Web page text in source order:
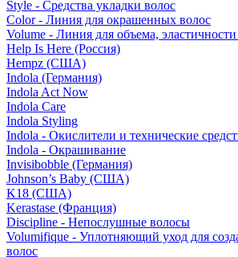
Style - Средства укладки волос
Color - Линия для окрашенных волос
Volume - Линия для объема,
Help Is Here (Россия)
Hempz (США)
Indola (Германия)
Indola Act Now
Indola Care
Indola Styling
Indola - Окислители и технические
Indola - Окрашивание
Invisibobble (Германия)
Johnson’s Baby (США)
K18 (США)
Kerastase (Франция)
Discipline - Непослушные волосы
Volumifique - Уплотняющий уход для
волос